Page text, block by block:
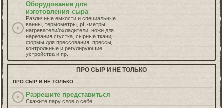
Оборудование для
изготовления сыра
Различные емкости и специальные
ванны, термометры, рН-метры,
нагреватели/охладители, ножи для
нарезания сгустка, сырные ткани,
формы для прессования, прессы,
контрольные и регулирующие
устройства и пр.
ПРО СЫР И НЕ ТОЛЬКО
ПРО СЫР И НЕ ТОЛЬКО
Разрешите представиться
Скажите пару слов о себе.